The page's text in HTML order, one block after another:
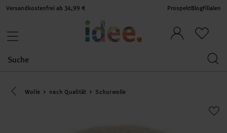
Versandkostenfrei ab 34,99 € ProspektBlogFilialen
Eine Kategorie zurück navigieren
Wolle nach Qualität Schurwolle